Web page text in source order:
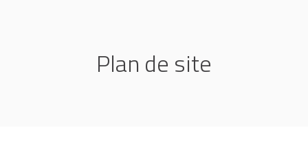
Plan de site